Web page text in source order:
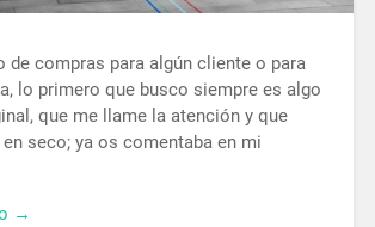
de compras para algún cliente o para
lo primero que busco siempre es algo
que me llame la atención y que
seco; ya os comentaba en mi
→